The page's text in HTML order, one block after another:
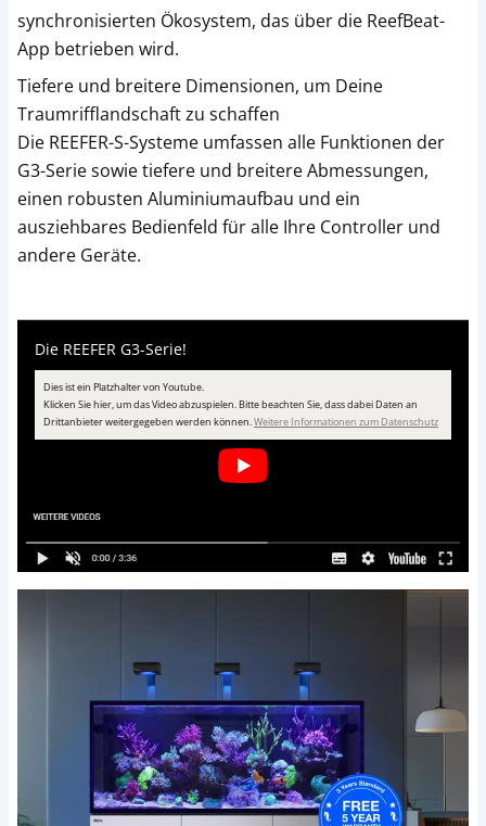
synchronisierten Ökosystem, das über die ReefBeat-
App betrieben wird.
Tiefere und breitere Dimensionen, um Deine
Traumrifflandschaft zu schaffen
Die REEFER-S-Systeme umfassen alle Funktionen der
G3-Serie sowie tiefere und breitere Abmessungen,
einen robusten Aluminiumaufbau und ein
ausziehbares Bedienfeld für alle Ihre Controller und
andere Geräte.
Die REEFER G3-Serie!
Dies ist ein Platzhalter von Youtube.
Klicken Sie hier, um das Video abzuspielen.Bitte beachten Sie, dass dabei Daten an
Drittanbieter weitergegeben werden können.Weitere Informationen zum Datenschutz